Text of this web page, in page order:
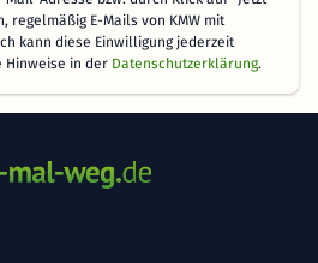
regelmäßig E-Mails von KMW mit
kann diese Einwilligung jederzeit
Hinweise in der Datenschutzerklärung.